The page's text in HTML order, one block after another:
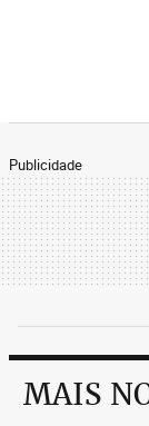
Publicidade
MAIS